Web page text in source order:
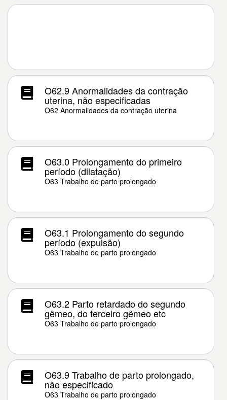
O62.9 Anormalidades da contração
uterina, não especificadas
O62 Anormalidades da contração uterina
O63.0 Prolongamento do primeiro
período (dilatação)
O63 Trabalho de parto prolongado
O63.1 Prolongamento do segundo
período (expulsão)
O63 Trabalho de parto prolongado
O63.2 Parto retardado do segundo
gêmeo, do terceiro gêmeo etc
O63 Trabalho de parto prolongado
O63.9 Trabalho de parto prolongado,
não especificado
O63 Trabalho de parto prolongado